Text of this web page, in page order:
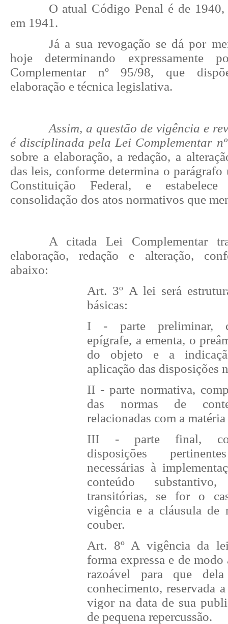
O atual Código Penal é de
em 1941.
Já a sua revogação se dá por
hoje determinando
Complementar nº 95/98, que
elaboração e técnica legislativa.
Assim, a questão de vigência e
é disciplinada pela Lei Complementar
sobre a elaboração, a redação, a
das leis, conforme determina o
Constituição Federal, e
consolidação dos atos normativos que
A citada Lei Complementar
elaboração, redação e alteração,
abaixo:
Art. 3º A lei será
básicas:
I - parte preliminar,
epígrafe, a ementa, o
do objeto e a
aplicação das disposições
II - parte normativa,
das normas de
relacionadas com a
III - parte final,
disposições
necessárias à
conteúdo
transitórias, se for o
vigência e a cláusula de
couber.
Art. 8º A vigência da
forma expressa e de
razoável para que
conhecimento, reservada
vigor na data de sua
de pequena repercussão.